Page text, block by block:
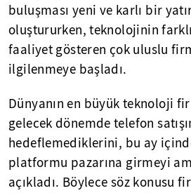
buluşması yeni ve karlı bir
oluştururken, teknolojinin
faaliyet gösteren çok uluslu
ilgilenmeye başladı.
Dünyanın en büyük teknoloji
gelecek dönemde telefon
hedeflemediklerini, bu ay
platformu pazarına girmeyi
açıkladı. Böylece söz konusu